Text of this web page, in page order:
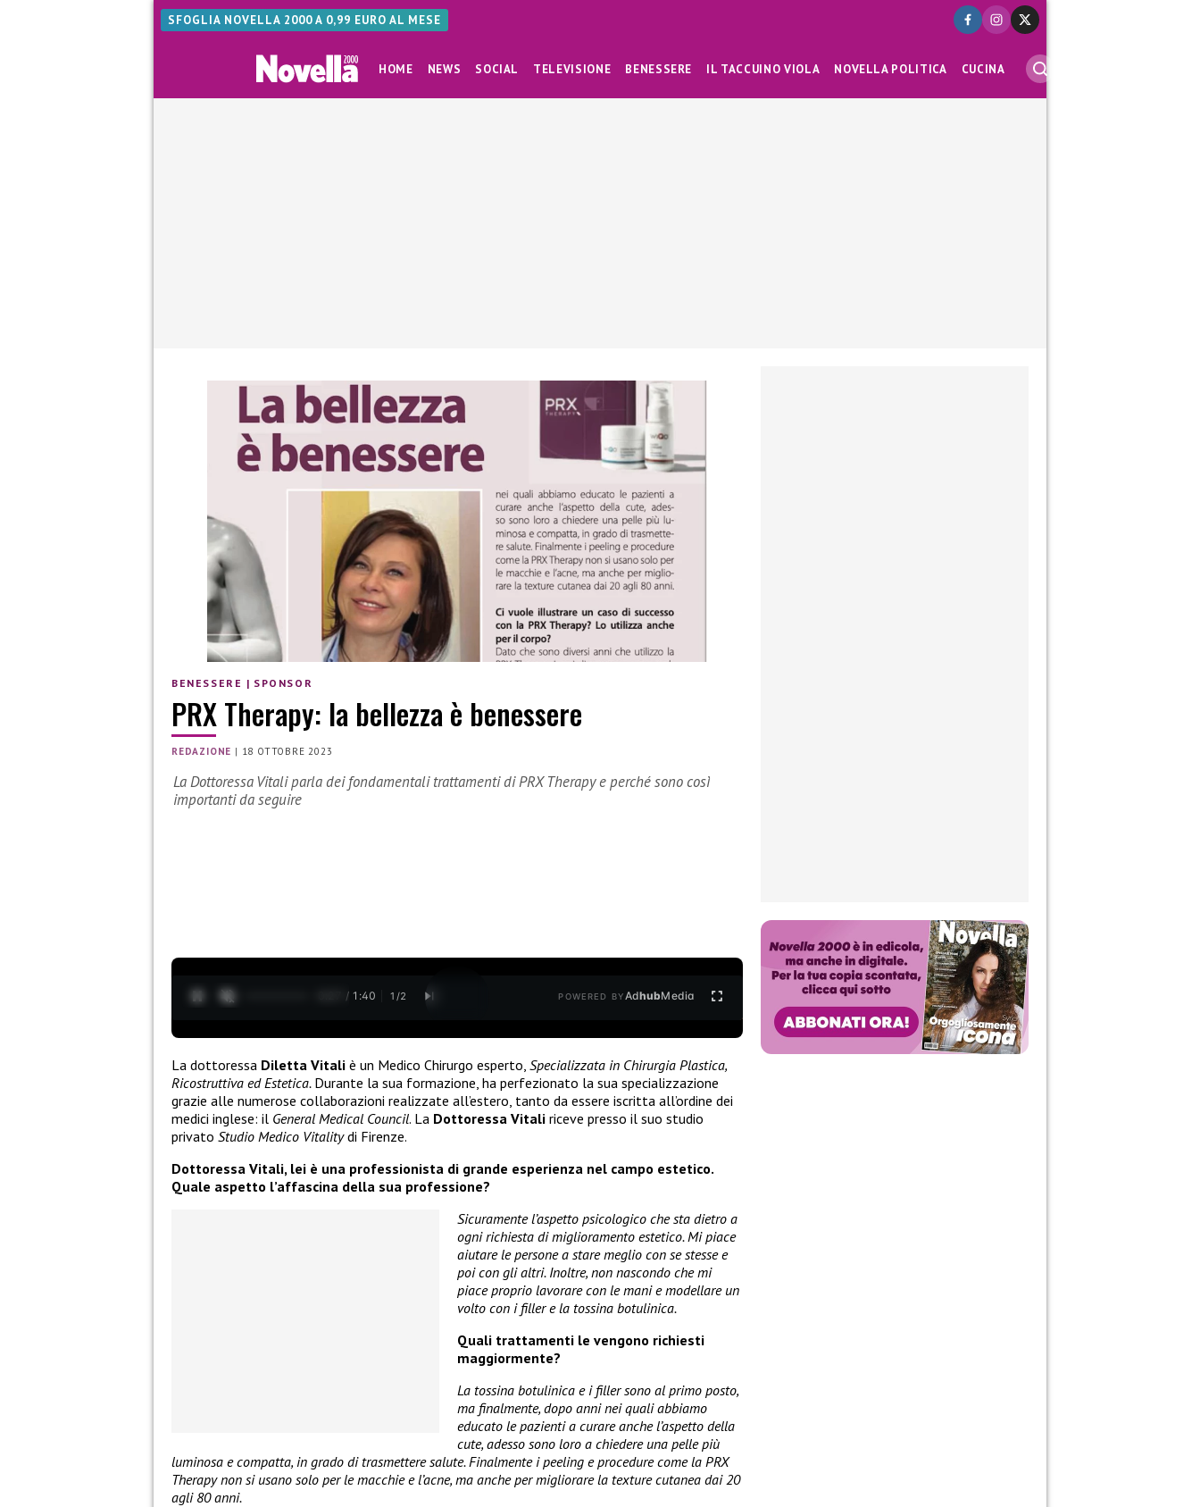
SFOGLIA NOVELLA 2000 A 0,99 EURO AL MESE
HOME NEWS SOCIAL TELEVISIONE BENESSERE IL TACCUINO VIOLA NOVELLA POLITICA CUCINA
BENESSERE | SPONSOR
PRX Therapy: la bellezza è benessere
REDAZIONE | 18 OTTOBRE 2023
La Dottoressa Vitali parla dei fondamentali trattamenti di PRX Therapy e perché sono così
importanti da seguire
0:28 / 1:40 1 /2 POWERED BYAdhubMedia
La dottoressa Diletta Vitali è un Medico Chirurgo esperto, Specializzata in Chirurgia Plastica,
Ricostruttiva ed Estetica. Durante la sua formazione, ha perfezionato la sua specializzazione
grazie alle numerose collaborazioni realizzate all’estero, tanto da essere iscritta all’ordine dei
medici inglese: il General Medical Council. La Dottoressa Vitali riceve presso il suo studio
privato Studio Medico Vitalitydi Firenze.
Dottoressa Vitali, lei è una professionista di grande esperienza nel campo estetico.
Quale aspetto l’affascina della sua professione?
Sicuramente l’aspetto psicologico che sta dietro a
ogni richiesta di miglioramento estetico. Mi piace
aiutare le persone a stare meglio con se stesse e
poi con gli altri. Inoltre, non nascondo che mi
piace proprio lavorare con le mani e modellare un
volto con i filler e la tossina botulinica.
Quali trattamenti le vengono richiesti
maggiormente?
La tossina botulinica e i filler sono al primo posto,
ma finalmente, dopo anni nei quali abbiamo
educato le pazienti a curare anche l’aspetto della
cute, adesso sono loro a chiedere una pelle più
luminosa e compatta, in grado di trasmettere salute. Finalmente i peeling e procedure come la PRX
Therapy non si usano solo per le macchie e l’acne, ma anche per migliorare la texture cutanea dai 20
agli 80 anni.